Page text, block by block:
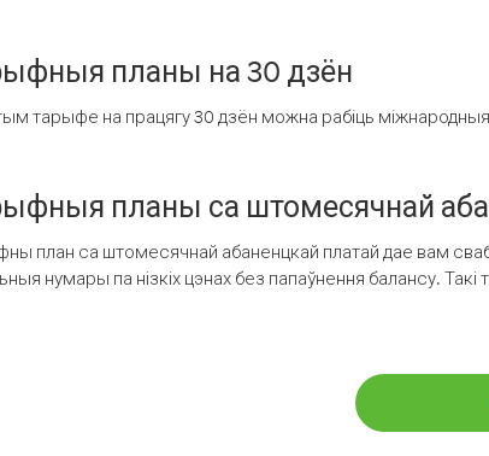
планы на 30 дзён
тарыфе на працягу 30 дзён можна рабіць міжнародныя
планы са штомесячнай
план са штомесячнай абаненцкай платай дае вам
нумары па нізкіх цэнах без папаўнення балансу.